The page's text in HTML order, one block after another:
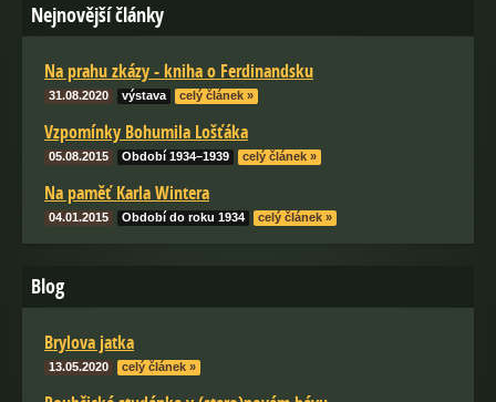
Nejnovější články
Na prahu zkázy - kniha o Ferdinandsku
31.08.2020 výstava celý článek »
Vzpomínky Bohumila Lošťáka
05.08.2015 Období 1934–1939 celý článek »
Na paměť Karla Wintera
04.01.2015 Období do roku 1934 celý článek »
Blog
Brylova jatka
13.05.2020 celý článek »